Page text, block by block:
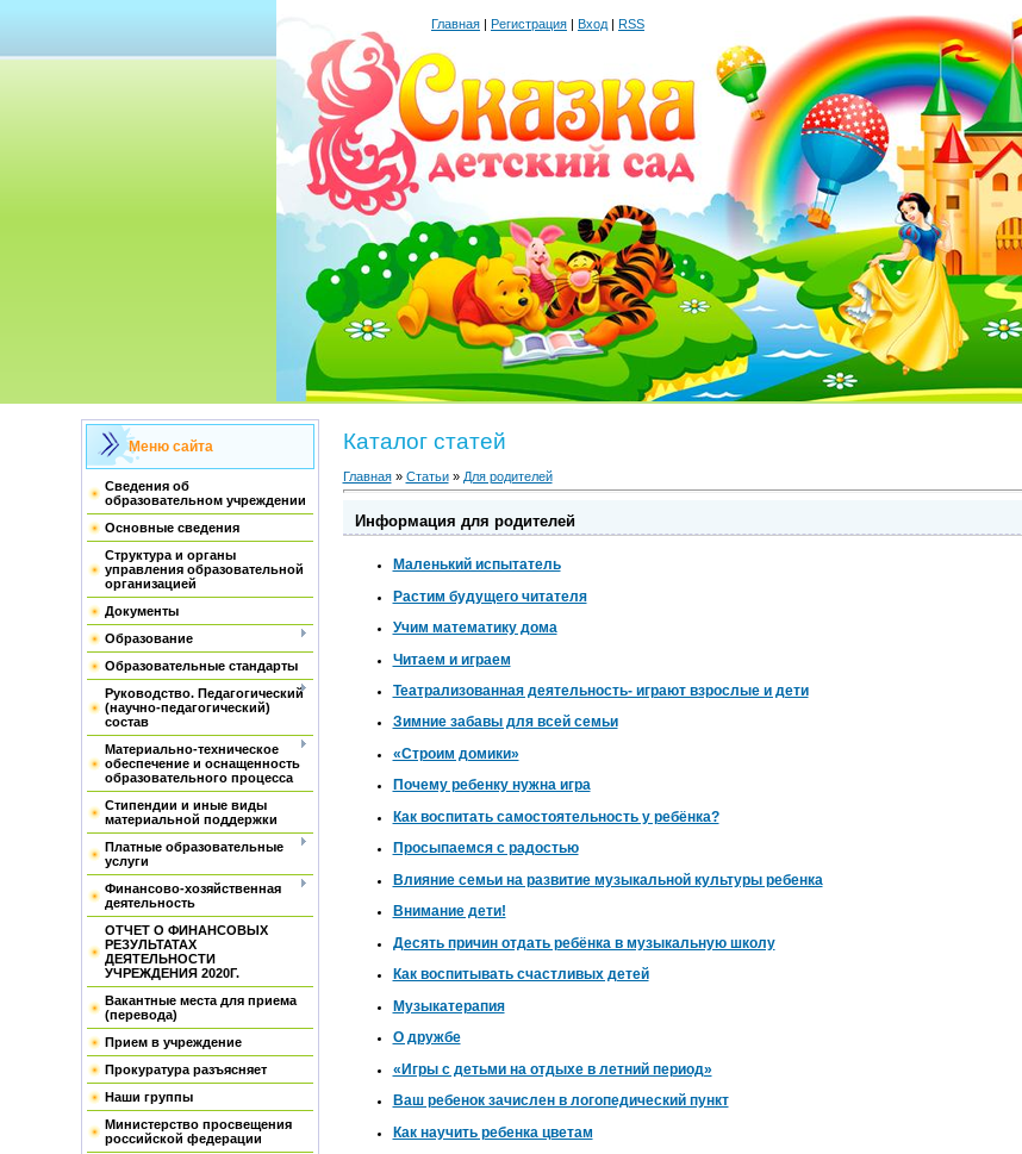
Главная | Регистрация | Вход | RSS
Меню сайта
Сведения об
образовательном учреждении
Основные сведения
Структура и органы
управления образовательной
организацией
Документы
Образование
Образовательные стандарты
Руководство. Педагогический
(научно-педагогический)
состав
Материально-техническое
обеспечение и оснащенность
образовательного процесса
Стипендии и иные виды
материальной поддержки
Платные образовательные
услуги
Финансово-хозяйственная
деятельность
ОТЧЕТ О ФИНАНСОВЫХ
РЕЗУЛЬТАТАХ
ДЕЯТЕЛЬНОСТИ
УЧРЕЖДЕНИЯ 2020Г.
Вакантные места для приема
(перевода)
Прием в учреждение
Прокуратура разъясняет
Наши группы
Министерство просвещения
российской федерации
Каталог статей
Главная» Статьи» Для родителей
Информация для родителей
Маленький испытатель
Растим будущего читателя
Учим математику дома
Читаем и играем
Театрализованная деятельность- играют взрослые и дети
Зимние забавы для всей семьи
«Строим домики»
Почему ребенку нужна игра
Как воспитать самостоятельность у ребёнка?
Просыпаемся с радостью
Влияние семьи на развитие музыкальной культуры ребенка
Внимание дети!
Десять причин отдать ребёнка в музыкальную школу
Как воспитывать счастливых детей
Музыкатерапия
О дружбе
«Игры с детьми на отдыхе в летний период»
Ваш ребенок зачислен в логопедический пункт
Как научить ребенка цветам